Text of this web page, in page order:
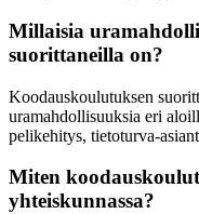
Millaisia
suorittaneilla on?
Koodauskoulutuksen
uramahdollisuuksia eri
pelikehitys, tietoturva-
Miten
yhteiskunnassa?